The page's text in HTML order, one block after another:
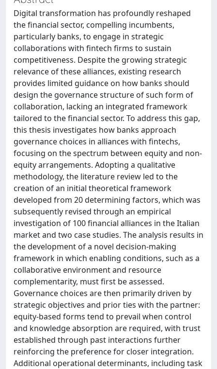
Digital transformation has profoundly reshaped
the financial sector, compelling incumbents,
particularly banks, to engage in strategic
collaborations with fintech firms to sustain
competitiveness. Despite the growing strategic
relevance of these alliances, existing research
provides limited guidance on how banks should
design the governance structure of such form of
collaboration, lacking an integrated framework
tailored to the financial sector. To address this gap,
this thesis investigates how banks approach
governance choices in alliances with fintechs,
focusing on the spectrum between equity and non-
equity arrangements. Adopting a qualitative
methodology, the literature review led to the
creation of an initial theoretical framework
developed from 20 determining factors, which was
subsequently revised through an empirical
investigation of 100 financial alliances in the Italian
market and two case studies. The analysis results in
the development of a novel decision-making
framework in which enabling conditions, such as a
collaborative environment and resource
complementarity, must first be assessed.
Governance choices are then primarily driven by
strategic objectives and prior ties with the partner:
equity-based forms tend to prevail when control
and knowledge absorption are required, with trust
established through past interactions further
reinforcing the preference for closer integration.
Additional operational determinants, including task